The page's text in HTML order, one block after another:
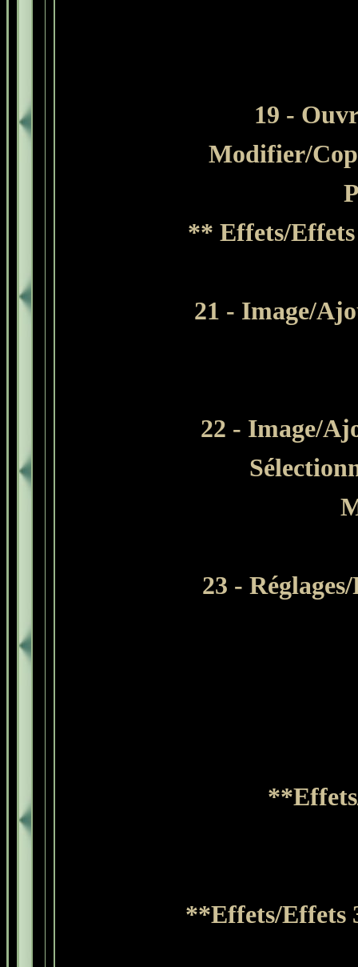
19 -
Modifier/
** Effets/Effets
21 - Image/
22 - Image/
23 -
**Effets/Effets